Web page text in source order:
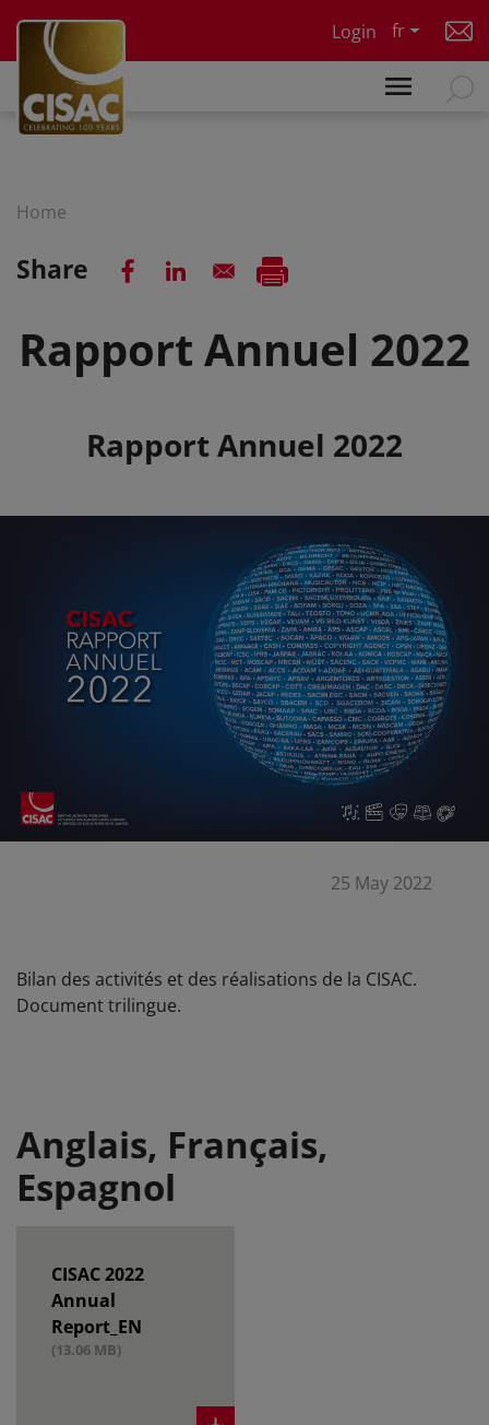
Login
fr
Home
Share
Rapport Annuel 2022
Summary
Rapport Annuel 2022
25 May 2022
Bilan des activités et des réalisations de la CISAC.
Document trilingue.
Anglais, Français,
Espagnol
CISAC 2022
Annual
Report_EN
(13.06 MB)